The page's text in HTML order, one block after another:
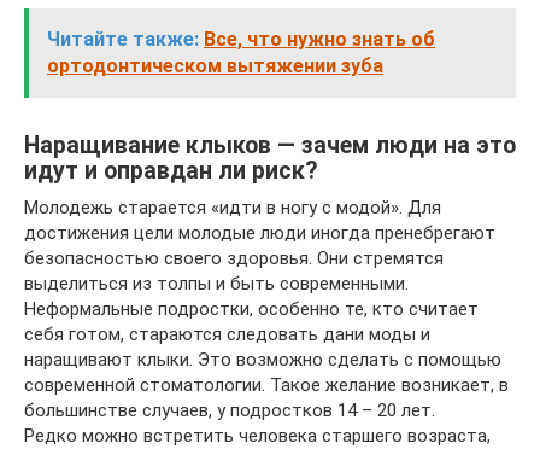
Читайте также: Все, что нужно знать об
ортодонтическом вытяжении зуба
Наращивание клыков — зачем люди на это
идут и оправдан ли риск?
Молодежь старается «идти в ногу с модой». Для
достижения цели молодые люди иногда пренебрегают
безопасностью своего здоровья. Они стремятся
выделиться из толпы и быть современными.
Неформальные подростки, особенно те, кто считает
себя готом, стараются следовать дани моды и
наращивают клыки. Это возможно сделать с помощью
современной стоматологии. Такое желание возникает, в
большинстве случаев, у подростков 14 – 20 лет.
Редко можно встретить человека старшего возраста,